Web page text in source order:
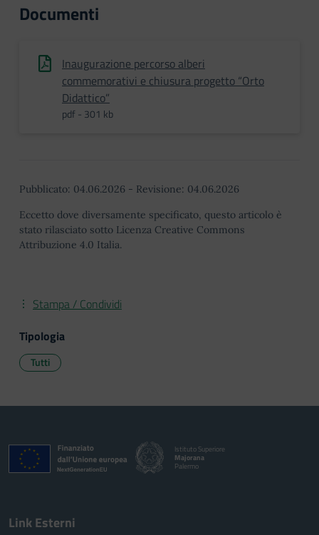
Documenti
Inaugurazione percorso alberi
commemorativi e chiusura progetto “Orto
Didattico”
pdf - 301 kb
Pubblicato: 04.06.2026 - Revisione: 04.06.2026
Eccetto dove diversamente specificato, questo articolo è
stato rilasciato sotto Licenza Creative Commons
Attribuzione 4.0 Italia.
Stampa / Condividi
Tipologia
Tutti
Istituto Superiore
Majorana
Palermo
Link Esterni